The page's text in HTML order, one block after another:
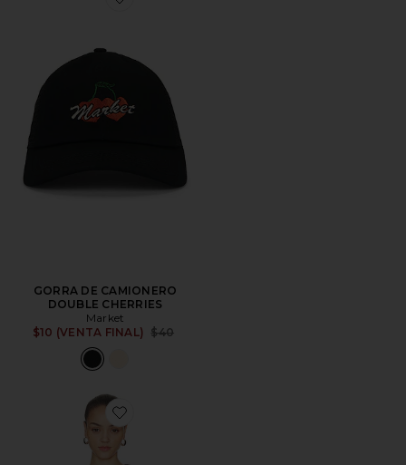
Favorite GORRA DE CAMIONERO DOUBLE
GORRA DE CAMIONERO
DOUBLE CHERRIES
Market
$10 (VENTA FINAL)
Previous price:
$40
Favorite CÁRDIGAN DOUBLE CHERRIES